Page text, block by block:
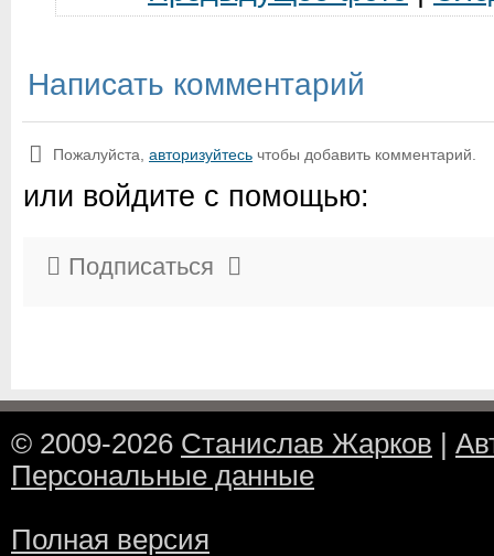
Написать комментарий
Пожалуйста, авторизуйтесь чтобы добавить комментарий.
или войдите с помощью:
Подписаться
© 2009-2026 Станислав Жарков
Персональные данные
Полная версия